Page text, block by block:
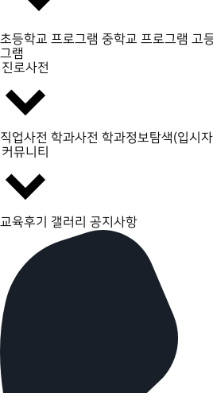
초등학교 프로그램 중학교 프로그램 고
그램
진로사전
직업사전 학과사전 학과정보탐색(입시
커뮤니티
교육후기 갤러리 공지사항